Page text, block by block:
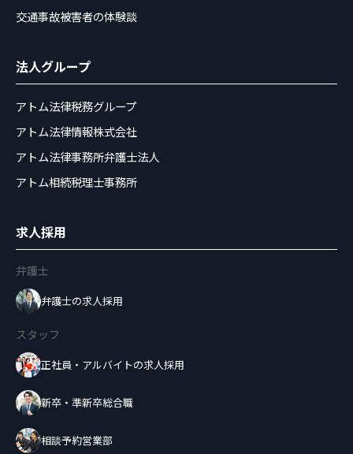
交通事故被害者の体験談
法人グループ
アトム法律税務グループ
アトム法律情報株式会社
アトム法律事務所弁護士法人
アトム相続税理士事務所
求人採用
弁護士
弁護士の求人採用
スタッフ
正社員・アルバイトの求人採用
新卒・準新卒総合職
相談予約営業部